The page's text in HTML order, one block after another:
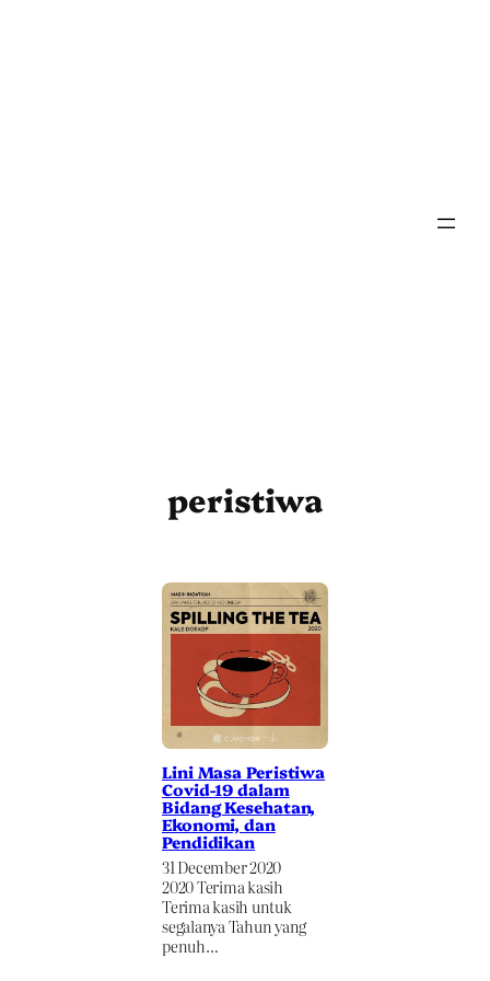
peristiwa
Lini Masa Peristiwa
Covid-19 dalam
Bidang Kesehatan,
Ekonomi, dan
Pendidikan
31 December 2020
2020 Terima kasih
Terima kasih untuk
segalanya Tahun yang
penuh…